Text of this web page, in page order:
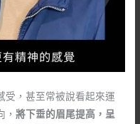
受，甚至常被說看起來運
，將下垂的眉尾提高，呈